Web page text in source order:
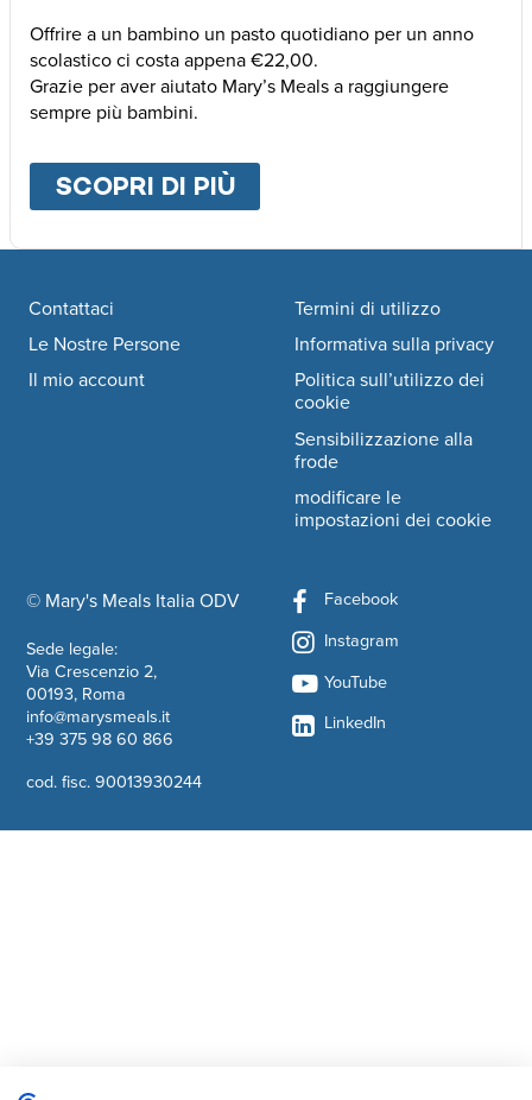
Offrire a un bambino un pasto quotidiano per un anno
scolastico ci costa appena €22,00.
Grazie per aver aiutato Mary’s Meals a raggiungere
sempre più bambini.
SCOPRI DI PIÙABOUT
Footer navigation
© Mary's Meals Italia ODVcompany information
Sede legale:
Via Crescenzio 2,
00193, Roma
info@marysmeals.it
+39 375 98 60 866
cod. fisc. 90013930244
Contattaci
Le Nostre Persone
Il mio account
Termini di utilizzo
Informativa sulla privacy
Politica sull’utilizzo dei
cookie
Sensibilizzazione alla
frode
modificare le
impostazioni dei cookie
Facebook
Instagram
YouTube
LinkedIn